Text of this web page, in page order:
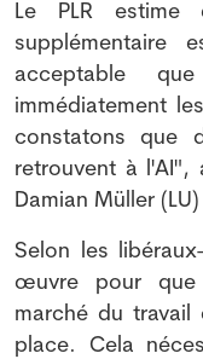
Le PLR estime
supplémentaire
acceptable
immédiatement
constatons que
retrouvent à l'AI",
Damian Müller
Selon les
œuvre pour que
marché du
place. Cela